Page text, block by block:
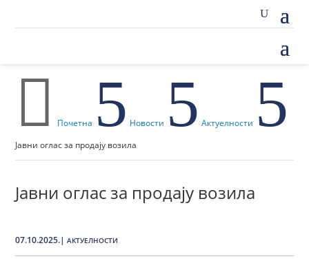
 Почетна 5 Новости 5 Актуелности 5
Јавни оглас за продају возила
Јавни оглас за продају возила
07.10.2025.|АКТУЕЛНОСТИ